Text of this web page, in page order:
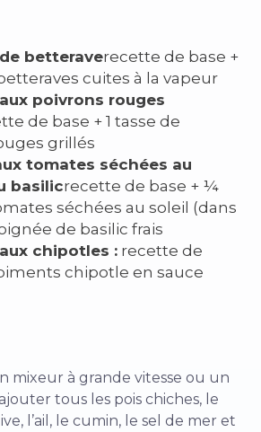
betteraverecette de base +
cuites à la vapeur
poivrons rouges
de base + 1 tasse de
grillés
tomates séchées au
basilicrecette de base + ¼
séchées au soleil (dans
de basilic frais
chipotles : recette de
chipotle en sauce
mixeur à grande vitesse ou un
tous les pois chiches, le
l’ail, le cumin, le sel de mer et